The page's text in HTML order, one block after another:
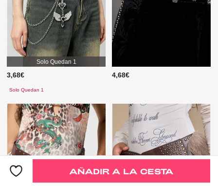
Solo Quedan 1
3,68€
Solo Quedan 1
4,68€
AÑADIR A LA CESTA